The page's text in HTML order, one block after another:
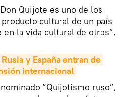
Quijote es uno de los
cultural de un país
la vida cultural de otros”,
y España entran de
internacional
“Quijotismo ruso”,